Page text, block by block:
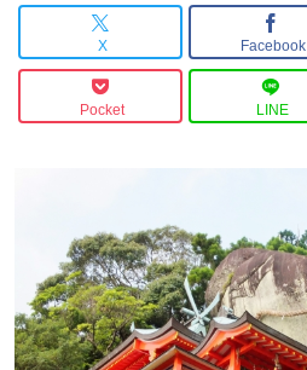
X Facebook
Pocket LINE